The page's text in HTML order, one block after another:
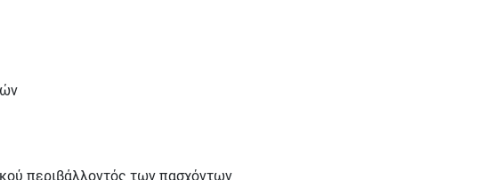
περιβάλλοντός των πασχόντων